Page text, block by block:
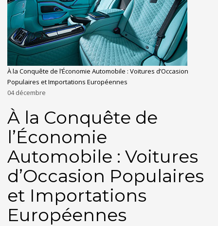
À la Conquête de l’Économie Automobile : Voitures d’Occasion
Populaires et Importations Européennes
04décembre
À la Conquête de
l’Économie
Automobile : Voitures
d’Occasion Populaires
et Importations
Européennes